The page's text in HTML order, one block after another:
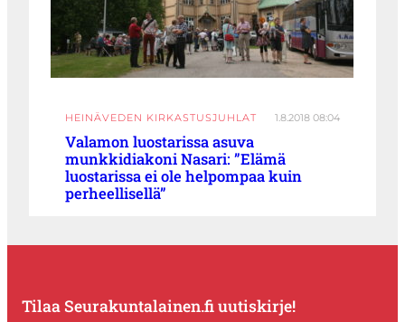
HEINÄVEDEN KIRKASTUSJUHLAT 1.8.2018 08:04
Valamon luostarissa asuva
munkkidiakoni Nasari: ”Elämä
luostarissa ei ole helpompaa kuin
perheellisellä”
Tilaa Seurakuntalainen.fi uutiskirje!